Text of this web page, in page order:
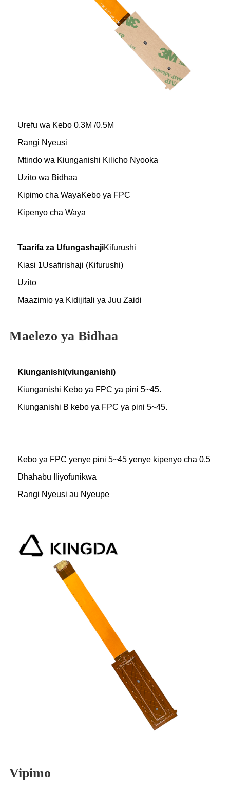
Urefu wa Kebo 0.3M /0.5M
Rangi Nyeusi
Mtindo wa Kiunganishi Kilicho Nyooka
Uzito wa Bidhaa
Kipimo cha WayaKebo ya FPC
Kipenyo cha Waya
Taarifa za UfungashajiKifurushi
Kiasi 1Usafirishaji (Kifurushi)
Uzito
Maazimio ya Kidijitali ya Juu Zaidi
Maelezo ya Bidhaa
Kiunganishi(viunganishi)
Kiunganishi Kebo ya FPC ya pini 5~45.
Kiunganishi B kebo ya FPC ya pini 5~45.
Kebo ya FPC yenye pini 5~45 yenye kipenyo cha 0.5
Dhahabu Iliyofunikwa
Rangi Nyeusi au Nyeupe
Vipimo